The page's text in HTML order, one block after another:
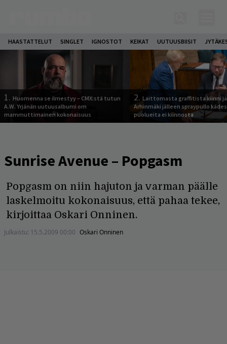
HAASTATTELUT SINGLET IGNOSTOT KEIKAT UUTUUSBIISIT
1. Huomenna se ilmestyy – CMX:stä tutun
A.W. Yrjänän uutuusalbumi om
mammuttimainen kokonaisuus
2. Laittomasta graffitista kiinni
Arhinmäki jälleen spraypullo
puolueita ei kiinnosta
Sunrise Avenue – Popgasm
Popgasm on niin hajuton ja varman päälle
laskelmoitu kokonaisuus, että pahaa tekee,
kirjoittaa Oskari Onninen.
Julkaistu: 15.5.2009 00:00 Oskari Onninen